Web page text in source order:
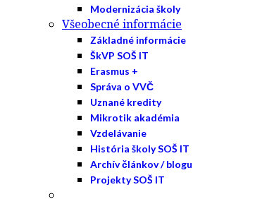
Modernizácia školy
Všeobecné informácie
Základné informácie
ŠkVP SOŠ IT
Erasmus +
Správa o VVČ
Uznané kredity
Mikrotik akadémia
Vzdelávanie
História školy SOŠ IT
Archív článkov / blogu
Projekty SOŠ IT